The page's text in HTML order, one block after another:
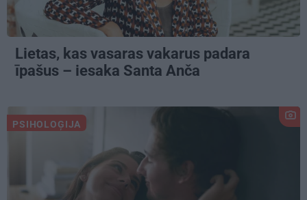
Lietas, kas vasaras vakarus padara
īpašus – iesaka Santa Anča
PSIHOLOĢIJA